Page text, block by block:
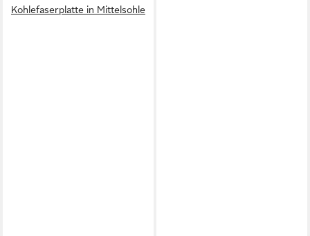
Kohlefaserplatte in Mittelsohle